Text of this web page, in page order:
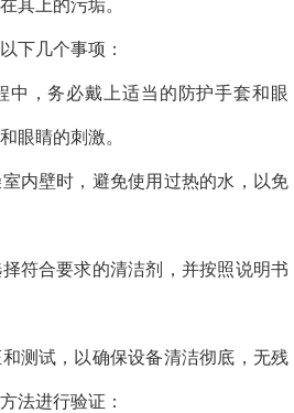
其上的污垢。
下几个事项：
中，务必戴上适当的防护手套和眼
眼睛的刺激。
内壁时，避免使用过热的水，以免
符合要求的清洁剂，并按照说明书
测试，以确保设备清洁彻底，无残
法进行验证：